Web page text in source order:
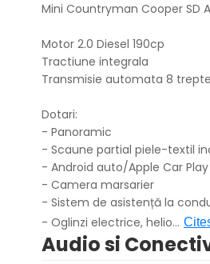
Mini Countryman Cooper SD
Motor 2.0 Diesel 190cp
Tractiune integrala
Transmisie automata 8 trepte
Dotari:
- Panoramic
- Scaune partial piele-textil
- Android auto/Apple Car Play
- Camera marsarier
- Sistem de asistență la
- Oglinzi electrice, helio...
Audio si